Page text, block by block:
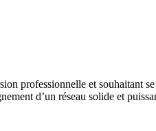
professionnelle et souhaitant
d’un réseau solide et